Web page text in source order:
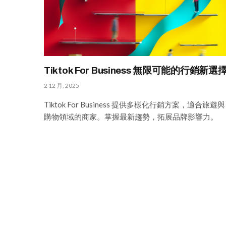
Tiktok For Business 無限可能的行銷新選
2 12 月, 2025
Tiktok For Business 提供多樣化行銷方案，適合旅遊與
購物領域的商家。掌握最新趨勢，拓展品牌影響力。